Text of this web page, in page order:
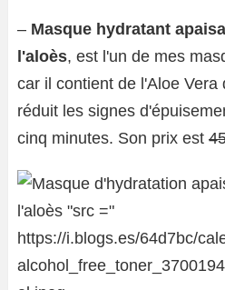
– Masque hydratant
l'aloès, est l'un de mes
car il contient de l'Aloe Vera
réduit les signes
cinq minutes. Son prix est